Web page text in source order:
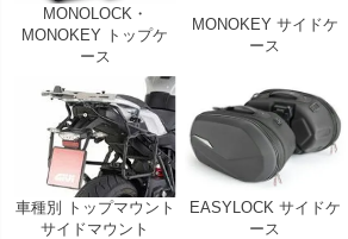
MONOLOCK・
MONOKEY トップケ
ース
MONOKEY サイドケ
ース
車種別 トップマウント
サイドマウント
EASYLOCK サイドケ
ース